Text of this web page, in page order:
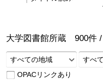
大学図書館所蔵 900件 /
すべての地域
すべ
OPACリンクあり